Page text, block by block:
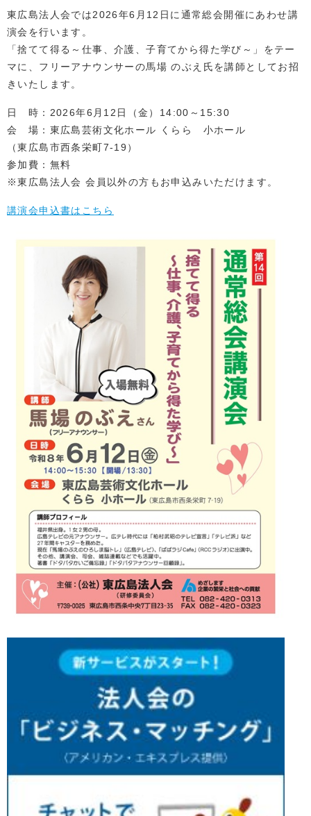
東広島法人会では2026年6月12日に通常総会開催にあわせ講
演会を行います。
「捨てて得る～仕事、介護、子育てから得た学び～」をテー
マに、フリーアナウンサーの馬場 のぶえ氏を講師としてお招
きいたします。
日 時：2026年6月12日（金）14:00～15:30
会 場：東広島芸術文化ホール くらら 小ホール
（東広島市西条栄町7-19）
参加費：無料
※東広島法人会 会員以外の方もお申込みいただけます。
講演会申込書はこちら